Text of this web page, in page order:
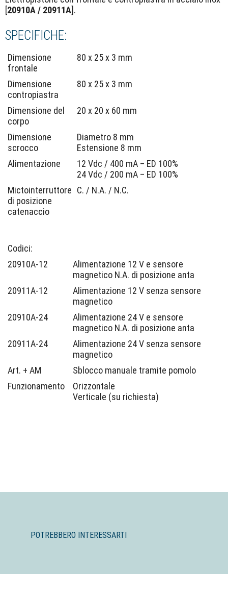
[20910A / 20911A].
SPECIFICHE:
Dimensione
frontale
80 x 25 x 3 mm
Dimensione
contropiastra
80 x 25 x 3 mm
Dimensione del
corpo
20 x 20 x 60 mm
Dimensione
scrocco
Diametro 8 mm
Estensione 8 mm
Alimentazione
12 Vdc / 400 mA – ED 100%
24 Vdc / 200 mA – ED 100%
Mictointerruttore
di posizione
catenaccio
C. / N.A. / N.C.
Codici:
20910A-12
Alimentazione 12 V e sensore
magnetico N.A. di posizione anta
20911A-12
Alimentazione 12 V senza sensore
magnetico
20910A-24
Alimentazione 24 V e sensore
magnetico N.A. di posizione anta
20911A-24
Alimentazione 24 V senza sensore
magnetico
Art. + AM
Sblocco manuale tramite pomolo
Funzionamento
Orizzontale
Verticale (su richiesta)
POTREBBERO INTERESSARTI